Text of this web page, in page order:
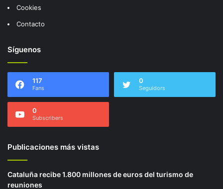
Cookies
Contacto
Síguenos
117
Fans
0
Seguidors
0
Subscribers
Publicaciones más vistas
Cataluña recibe 1.800 millones de euros del turismo de
reuniones